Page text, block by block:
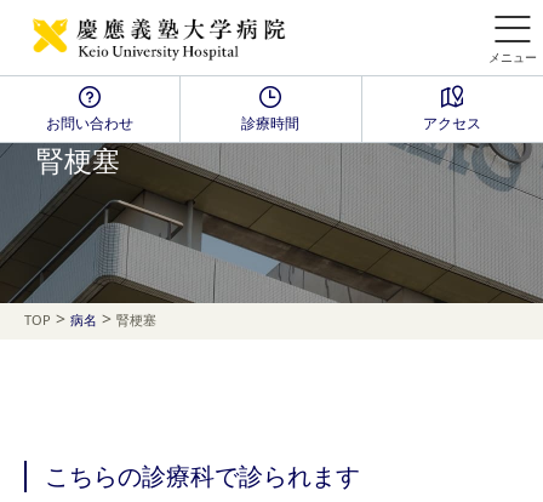
メニュー
お問い合わせ 診療時間 アクセス
Disease Name Search
腎梗塞
TOP > 病名 > 腎梗塞
こちらの診療科で診られます